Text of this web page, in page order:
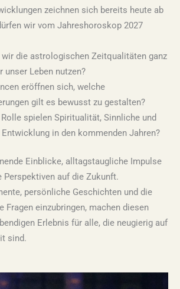
zeichnen sich bereits heute ab
wir vom Jahreshoroskop 2027
wir die astrologischen Zeitqualitäten ganz
unser Leben nutzen?
eröffnen sich, welche
gilt es bewusst zu gestalten?
spielen Spiritualität, Sinnliche und
in den kommenden Jahren?
Einblicke, alltagstaugliche Impulse
Perspektiven auf die Zukunft.
persönliche Geschichten und die
Fragen einzubringen, machen diesen
Erlebnis für alle, die neugierig auf
sind.